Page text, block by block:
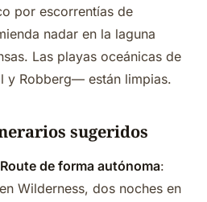
por escorrentías de
nadar en la laguna
Las playas oceánicas de
y Robberg— están limpias.
sugeridos
de forma autónoma:
Wilderness, dos noches en